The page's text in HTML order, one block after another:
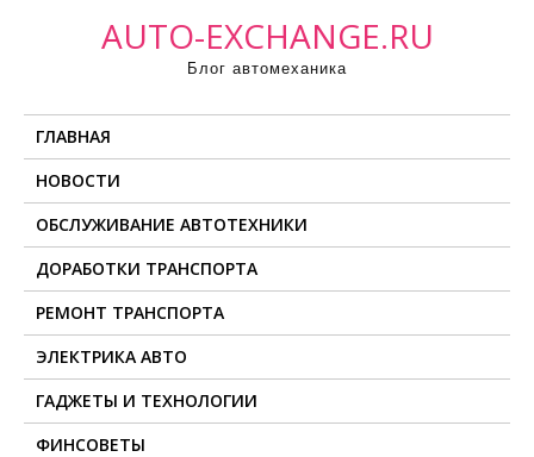
AUTO-EXCHANGE.RU
Блог автомеханика
ГЛАВНАЯ
НОВОСТИ
ОБСЛУЖИВАНИЕ АВТОТЕХНИКИ
ДОРАБОТКИ ТРАНСПОРТА
РЕМОНТ ТРАНСПОРТА
ЭЛЕКТРИКА АВТО
ГАДЖЕТЫ И ТЕХНОЛОГИИ
ФИНСОВЕТЫ